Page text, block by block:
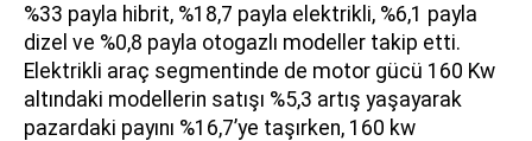
%33 payla hibrit, %18,7 payla elektrikli, %6,1 payla
dizel ve %0,8 payla otogazlı modeller takip etti.
Elektrikli araç segmentinde de motor gücü 160 Kw
altındaki modellerin satışı %5,3 artış yaşayarak
pazardaki payını %16,7’ye taşırken, 160 kw